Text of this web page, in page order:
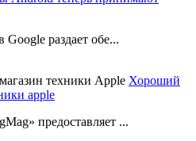
Google раздает обе...
Хороший
apple
предоставляет ...